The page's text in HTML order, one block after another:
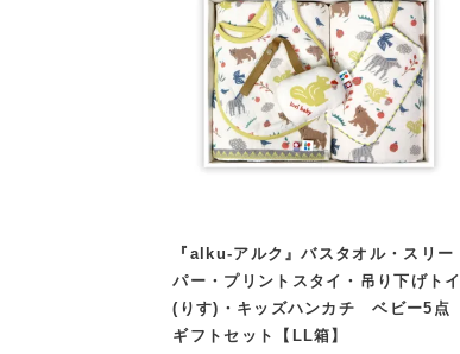
『alku-アルク』バスタオル・スリー
パー・プリントスタイ・吊り下げトイ
(りす)・キッズハンカチ ベビー5点
ギフトセット【LL箱】